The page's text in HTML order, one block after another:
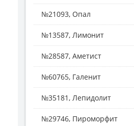
№21093, Опал
№13587, Лимонит
№28587, Аметист
№60765, Галенит
№35181, Лепидолит
№29746, Пироморфит